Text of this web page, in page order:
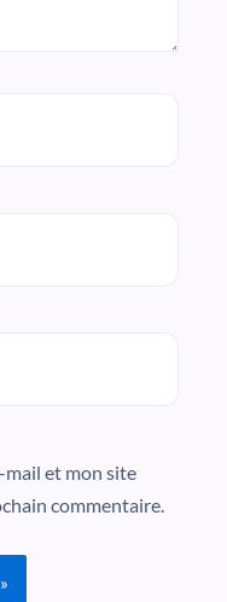
mail et mon site
commentaire.